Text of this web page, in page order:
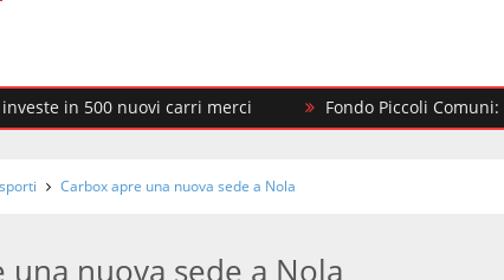
500 nuovi carri merci Fondo Piccoli Comuni: il MIT
Carbox apre una nuova sede a Nola
una nuova sede a Nola